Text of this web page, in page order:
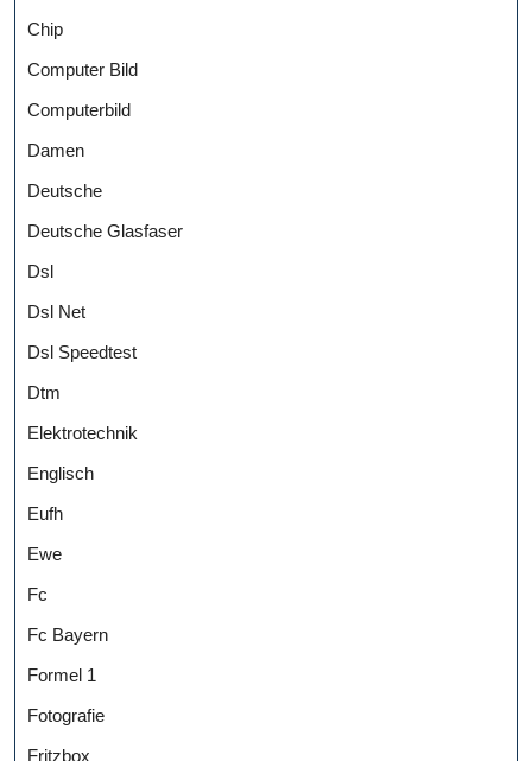
Chip
Computer Bild
Computerbild
Damen
Deutsche
Deutsche Glasfaser
Dsl
Dsl Net
Dsl Speedtest
Dtm
Elektrotechnik
Englisch
Eufh
Ewe
Fc
Fc Bayern
Formel 1
Fotografie
Fritzbox